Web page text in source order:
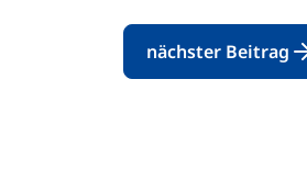
nächster Beitrag